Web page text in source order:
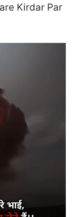
Kirdar Par